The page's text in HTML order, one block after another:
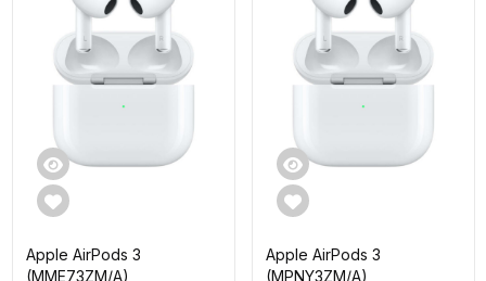
Apple AirPods 3
(MME73ZM/A)
Apple AirPods 3
(MPNY3ZM/A)